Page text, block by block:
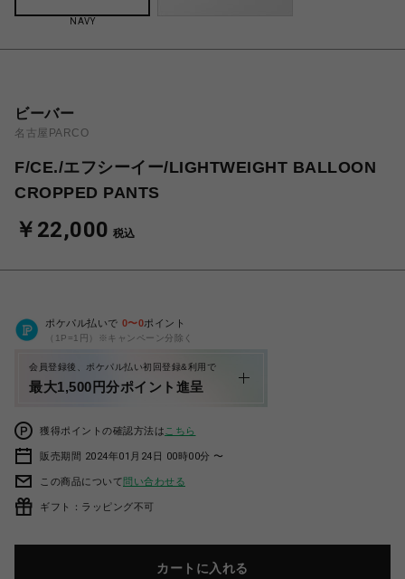
NAVY
ビーバー
名古屋PARCO
F/CE./エフシーイー/LIGHTWEIGHT BALLOON
CROPPED PANTS
￥22,000 税込
ポケパル払いで 0〜0ポイント
（1P=1円）※キャンペーン分除く
会員登録後、ポケパル払い初回登録&利用で
最大1,500円分ポイント進呈
獲得ポイントの確認方法は こちら
販売期間 2024年01月24日 00時00分 〜
この商品について問い合わせる
ギフト：ラッピング不可
カートに入れる